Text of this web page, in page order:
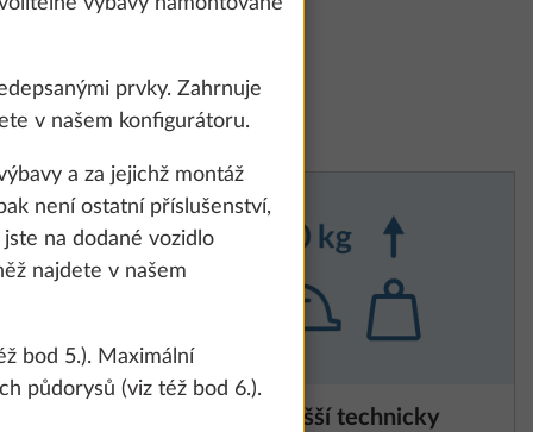
Zvýšení nejvyšší technicky
prvky. Zahrnuje
v našem konfigurátoru.
a za jejichž montáž
není ostatní příslušenství,
na dodané vozidlo
najdete v našem
bod 5.). Maximální
půdorysů (viz též bod 6.).